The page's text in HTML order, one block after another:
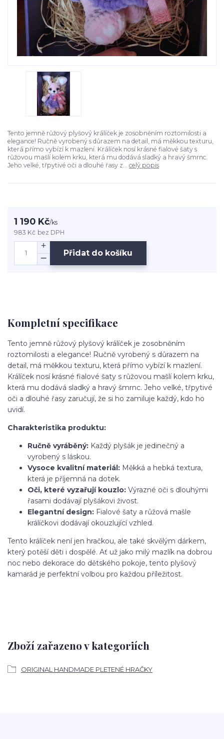
Tento jemně růžový plyšový králíček je zosobněním roztomilosti a
elegance! Ručně vyrobený s důrazem na detail, má měkkou texturu,
která přímo vybízí k mazlení. Králíček nosí krásné fialové šaty s
růžovou mašlí kolem krku, která mu dodává sladký a hravý šmrnc.
Jeho velké, třpytivé oči a dlouhé řasy z... celý popis
1 190 Kč/ks
983 Kč bez DPH
Přidat do košíku
Kompletní specifikace
Tento jemně růžový plyšový králíček je zosobněním
roztomilosti a elegance! Ručně vyrobený s důrazem na
detail, má měkkou texturu, která přímo vybízí k mazlení.
Králíček nosí krásné fialové šaty s růžovou mašlí kolem krku,
která mu dodává sladký a hravý šmrnc. Jeho velké, třpytivé
oči a dlouhé řasy zaručují, že si ho zamiluje každý, kdo ho
uvidí.
Charakteristika produktu:
Ručně vyráběný: Každý plyšák je jedinečný a
vyrobený s láskou.
Vysoce kvalitní materiál: Měkká a hebká textura,
která je příjemná na dotek.
Oči, které vyzařují kouzlo: Výrazné oči s dlouhými
řasami dodávají plyšákovi živost.
Elegantní design: Fialové šaty a růžová mašle
králíčkovi dodávají okouzlující vzhled.
Tento králíček není jen hračkou, ale také skvělým dárkem,
který potěší děti i dospělé. Ať už jako milý mazlík na dobrou
noc nebo dekorace do dětského pokoje, tento plyšový
kamarád je perfektní volbou pro každou příležitost.
Zboží zařazeno v kategoriích
ORIGINAL HANDMADE PLETENÉ HRAČKY